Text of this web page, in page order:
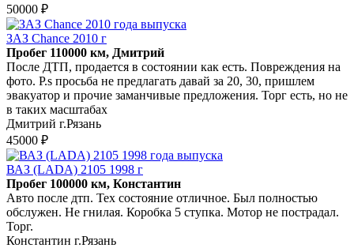
50000 ₽
ЗАЗ Chance 2010 г
Пробег 110000 км, Дмитрий
После ДТП, продается в состоянии как есть. Повреждения на
фото. P.s просьба не предлагать давай за 20, 30, пришлем
эвакуатор и прочие заманчивые предложения. Торг есть, но не
в таких масштабах
Дмитрий г.Рязань
45000 ₽
ВАЗ (LADA) 2105 1998 г
Пробег 100000 км, Константин
Авто после дтп. Тех состояние отличное. Был полностью
обслужен. Не гнилая. Коробка 5 ступка. Мотор не пострадал.
Торг.
Константин г.Рязань